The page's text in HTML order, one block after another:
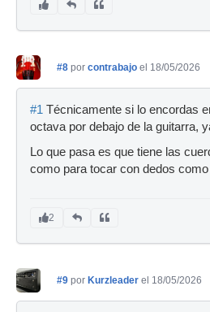
#8 por contrabajo el 18/05/2026
#1 Técnicamente si lo encordas
octava por debajo de la guitarra,
Lo que pasa es que tiene las
como para tocar con dedos
2
#9 por Kurzleader el 18/05/2026